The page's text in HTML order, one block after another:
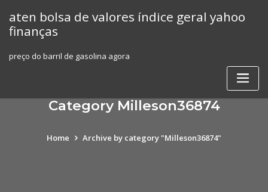
content
aten bolsa de valores índice geral yahoo
finanças
preço do barril de gasolina agora
Category Milleson36874
Home Archive by category "Milleson36874"